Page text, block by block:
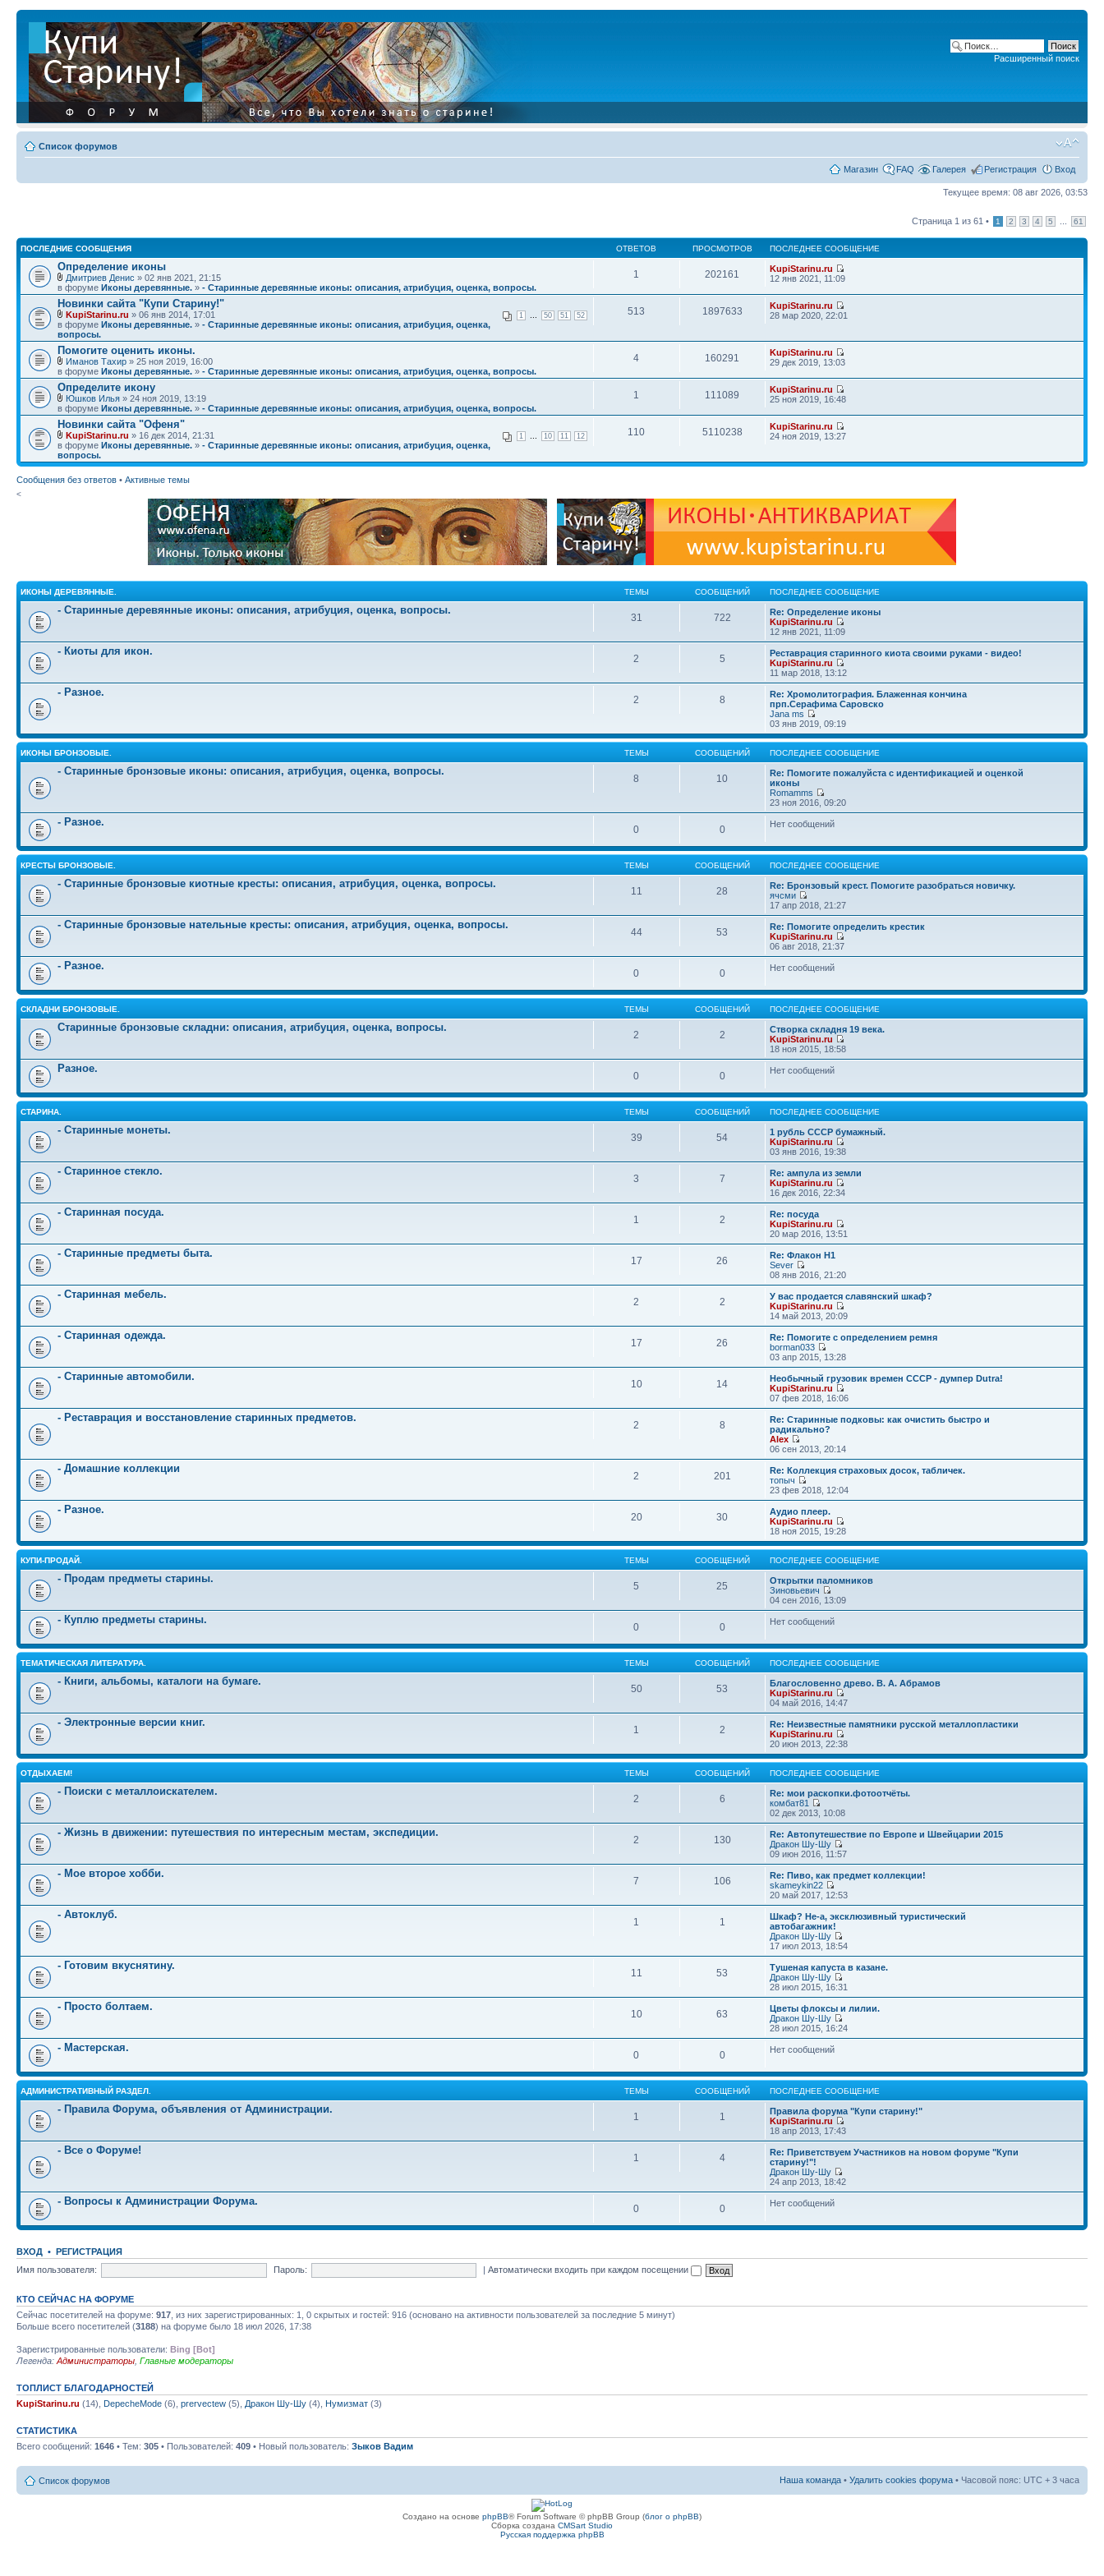
Расширенный поиск
Список форумов
Магазин FAQ Галерея Регистрация Вход
Текущее время: 08 авг 2026, 03:53
Страница 1 из 61 • 1 2 3 4 5 61
ПОСЛЕДНИЕ СООБЩЕНИЯ ОТВЕТОВ ПРОСМОТРОВ ПОСЛЕДНЕЕ СООБЩЕНИЕ
Определение иконы
Дмитриев Денис » 02 янв 2021, 21:15
в форуме Иконы деревянные. » - Старинные деревянные иконы: описания, атрибуция, оценка, вопросы.
1 202161
KupiStarinu.ru
12 янв 2021, 11:09
Новинки сайта "Купи Старину!"
1 50 51 52
KupiStarinu.ru » 06 янв 2014, 17:01
в форуме Иконы деревянные. » - Старинные деревянные иконы: описания, атрибуция, оценка,
вопросы.
513 1897633
KupiStarinu.ru
28 мар 2020, 22:01
Помогите оценить иконы.
Иманов Тахир » 25 ноя 2019, 16:00
в форуме Иконы деревянные. » - Старинные деревянные иконы: описания, атрибуция, оценка, вопросы.
4 160291
KupiStarinu.ru
29 дек 2019, 13:03
Определите икону
Юшков Илья » 24 ноя 2019, 13:19
в форуме Иконы деревянные. » - Старинные деревянные иконы: описания, атрибуция, оценка, вопросы.
1 111089
KupiStarinu.ru
25 ноя 2019, 16:48
Новинки сайта "Офеня"
1 10 11 12
KupiStarinu.ru » 16 дек 2014, 21:31
в форуме Иконы деревянные. » - Старинные деревянные иконы: описания, атрибуция, оценка,
вопросы.
110 5110238
KupiStarinu.ru
24 ноя 2019, 13:27
Сообщения без ответов • Активные темы
<
ИКОНЫ ДЕРЕВЯННЫЕ. ТЕМЫ СООБЩЕНИЙ ПОСЛЕДНЕЕ СООБЩЕНИЕ
- Старинные деревянные иконы: описания, атрибуция, оценка, вопросы.
31 722
Re: Определение иконы
KupiStarinu.ru
12 янв 2021, 11:09
- Киоты для икон.
2 5
Реставрация старинного киота своими руками - видео!
KupiStarinu.ru
11 мар 2018, 13:12
- Разное.
2 8
Re: Хромолитография. Блаженная кончина
прп.Серафима Саровско
Jana ms
03 янв 2019, 09:19
ИКОНЫ БРОНЗОВЫЕ. ТЕМЫ СООБЩЕНИЙ ПОСЛЕДНЕЕ СООБЩЕНИЕ
- Старинные бронзовые иконы: описания, атрибуция, оценка, вопросы.
8 10
Re: Помогите пожалуйста с идентификацией и оценкой
иконы
Romamms
23 ноя 2016, 09:20
- Разное.
0 0 Нет сообщений
КРЕСТЫ БРОНЗОВЫЕ. ТЕМЫ СООБЩЕНИЙ ПОСЛЕДНЕЕ СООБЩЕНИЕ
- Старинные бронзовые киотные кресты: описания, атрибуция, оценка, вопросы.
11 28
Re: Бронзовый крест. Помогите разобраться новичку.
ячсми
17 апр 2018, 21:27
- Старинные бронзовые нательные кресты: описания, атрибуция, оценка, вопросы.
44 53
Re: Помогите определить крестик
KupiStarinu.ru
06 авг 2018, 21:37
- Разное.
0 0 Нет сообщений
СКЛАДНИ БРОНЗОВЫЕ. ТЕМЫ СООБЩЕНИЙ ПОСЛЕДНЕЕ СООБЩЕНИЕ
Старинные бронзовые складни: описания, атрибуция, оценка, вопросы.
2 2
Створка складня 19 века.
KupiStarinu.ru
18 ноя 2015, 18:58
Разное.
0 0 Нет сообщений
СТАРИНА. ТЕМЫ СООБЩЕНИЙ ПОСЛЕДНЕЕ СООБЩЕНИЕ
- Старинные монеты.
39 54
1 рубль СССР бумажный.
KupiStarinu.ru
03 янв 2016, 19:38
- Старинное стекло.
3 7
Re: ампула из земли
KupiStarinu.ru
16 дек 2016, 22:34
- Старинная посуда.
1 2
Re: посуда
KupiStarinu.ru
20 мар 2016, 13:51
- Старинные предметы быта.
17 26
Re: Флакон Н1
Sever
08 янв 2016, 21:20
- Старинная мебель.
2 2
У вас продается славянский шкаф?
KupiStarinu.ru
14 май 2013, 20:09
- Старинная одежда.
17 26
Re: Помогите с определением ремня
borman033
03 апр 2015, 13:28
- Старинные автомобили.
10 14
Необычный грузовик времен СССР - думпер Dutra!
KupiStarinu.ru
07 фев 2018, 16:06
- Реставрация и восстановление старинных предметов.
2 8
Re: Старинные подковы: как очистить быстро и
радикально?
Alex
06 сен 2013, 20:14
- Домашние коллекции
2 201
Re: Коллекция страховых досок, табличек.
топыч
23 фев 2018, 12:04
- Разное.
20 30
Аудио плеер.
KupiStarinu.ru
18 ноя 2015, 19:28
КУПИ-ПРОДАЙ. ТЕМЫ СООБЩЕНИЙ ПОСЛЕДНЕЕ СООБЩЕНИЕ
- Продам предметы старины.
5 25
Открытки паломников
Зиновьевич
04 сен 2016, 13:09
- Куплю предметы старины.
0 0 Нет сообщений
ТЕМАТИЧЕСКАЯ ЛИТЕРАТУРА. ТЕМЫ СООБЩЕНИЙ ПОСЛЕДНЕЕ СООБЩЕНИЕ
- Книги, альбомы, каталоги на бумаге.
50 53
Благословенно древо. В. А. Абрамов
KupiStarinu.ru
04 май 2016, 14:47
- Электронные версии книг.
1 2
Re: Неизвестные памятники русской металлопластики
KupiStarinu.ru
20 июн 2013, 22:38
ОТДЫХАЕМ! ТЕМЫ СООБЩЕНИЙ ПОСЛЕДНЕЕ СООБЩЕНИЕ
- Поиски с металлоискателем.
2 6
Re: мои раскопки.фотоотчёты.
комбат81
02 дек 2013, 10:08
- Жизнь в движении: путешествия по интересным местам, экспедиции.
2 130
Re: Автопутешествие по Европе и Швейцарии 2015
Дракон Шу-Шу
09 июн 2016, 11:57
- Мое второе хобби.
7 106
Re: Пиво, как предмет коллекции!
skameykin22
20 май 2017, 12:53
- Автоклуб.
1 1
Шкаф? Не-а, эксклюзивный туристический
автобагажник!
Дракон Шу-Шу
17 июл 2013, 18:54
- Готовим вкуснятину.
11 53
Тушеная капуста в казане.
Дракон Шу-Шу
28 июл 2015, 16:31
- Просто болтаем.
10 63
Цветы флоксы и лилии.
Дракон Шу-Шу
28 июл 2015, 16:24
- Мастерская.
0 0 Нет сообщений
АДМИНИСТРАТИВНЫЙ РАЗДЕЛ. ТЕМЫ СООБЩЕНИЙ ПОСЛЕДНЕЕ СООБЩЕНИЕ
- Правила Форума, объявления от Администрации.
1 1
Правила форума "Купи старину!"
KupiStarinu.ru
18 апр 2013, 17:43
- Все о Форуме!
1 4
Re: Приветствуем Участников на новом форуме "Купи
старину!"!
Дракон Шу-Шу
24 апр 2013, 18:42
- Вопросы к Администрации Форума.
0 0 Нет сообщений
ВХОД • РЕГИСТРАЦИЯ
Имя пользователя:
Пароль: |Автоматически входить при каждом посещении
КТО СЕЙЧАС НА ФОРУМЕ
Сейчас посетителей на форуме: 917 , из них зарегистрированных: 1, 0 скрытых и гостей: 916 (основано на активности пользователей за последние 5 минут)
Больше всего посетителей (3188) на форуме было 18 июл 2026, 17:38
Зарегистрированные пользователи: Bing [Bot]
Легенда: Администраторы Главные модераторы
ТОПЛИСТ БЛАГОДАРНОСТЕЙ
KupiStarinu.ru (14), DepecheMode (6), prervectew (5), Дракон Шу-Шу (4), Нумизмат (3)
СТАТИСТИКА
Всего сообщений: 1646 • Тем: 305 • Пользователей: 409 • Новый пользователь: Зыков Вадим
Список форумов Наша команда • Удалить cookies форума • Часовой пояс: UTC + 3 часа
Создано на основе phpBB® Forum Software © phpBB Group (блог о phpBB)
Сборка создана CMSart Studio
Русская поддержка phpBB